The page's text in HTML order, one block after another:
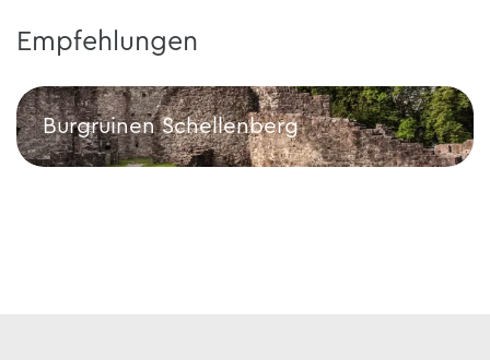
Empfehlungen
Burgruinen Schellenberg
Burgruinen Schellenberg